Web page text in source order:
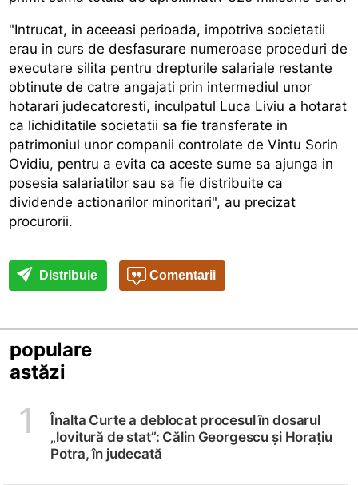
"Intrucat, in aceeasi perioada, impotriva societatii
erau in curs de desfasurare numeroase proceduri de
executare silita pentru drepturile salariale restante
obtinute de catre angajati prin intermediul unor
hotarari judecatoresti, inculpatul Luca Liviu a hotarat
ca lichiditatile societatii sa fie transferate in
patrimoniul unor companii controlate de Vintu Sorin
Ovidiu, pentru a evita ca aceste sume sa ajunga in
posesia salariatilor sau sa fie distribuite ca
dividende actionarilor minoritari", au precizat
procurorii.
Distribuie Comentarii
populare
astăzi
1
Înalta Curte a deblocat procesul în dosarul
„lovitură de stat”: Călin Georgescu și Horațiu
Potra, în judecată